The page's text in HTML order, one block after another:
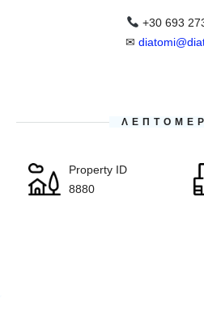
+30 693
✉
Property ID
8880